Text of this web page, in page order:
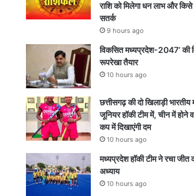
राशि को मिलेगा धन लाभ और किसे
सतर्क
9 hours ago
विकसित मध्यप्रदेश-2047’ की
रूपरेखा तैयार
10 hours ago
छत्तीसगढ़ की दो खिलाड़ी भारतीय
जूनियर हॉकी टीम में, चीन में होने
कप में दिखाएंगी दम
10 hours ago
मध्यप्रदेश हॉकी टीम ने रचा जीत
अध्याय
10 hours ago